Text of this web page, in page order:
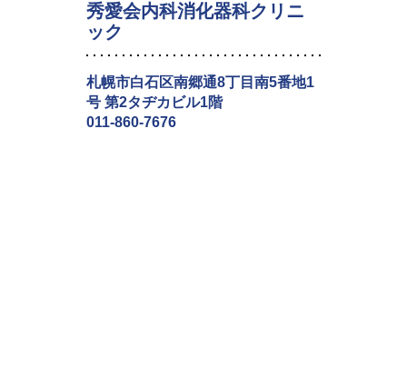
秀愛会内科消化器科クリニ
ック
札幌市白石区南郷通8丁目南5番地1
号 第2タヂカビル1階
011-860-7676